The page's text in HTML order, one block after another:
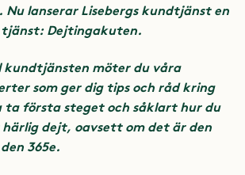
Nu lanserar Lisebergs kundtjänst en
tjänst: Dejtingakuten.
kundtjänsten möter du våra
som ger dig tips och råd kring
första steget och såklart hur du
dejt, oavsett om det är den
365e.